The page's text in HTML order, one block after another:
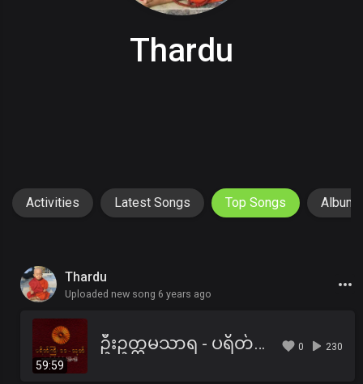
Thardu
Activities Latest Songs Top Songs Albums
Thardu
Uploaded new song 6 years ago
59:59
ဦးဥတ္တမသာရ - ပရိတ်ကြီး(၁၁)သုတ်၊ ရေဆူပရိတ်၊ ဂုဏ်တော်ကွန်ခြာ၊ ကမ္မဝါ 0 230